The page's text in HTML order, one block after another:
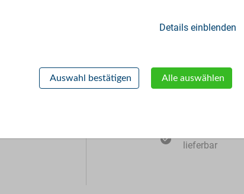
lieferbar
Details einblenden
Auswahl bestätigen Alle auswählen